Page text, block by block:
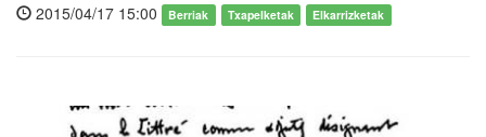
2015/04/17 15:00 Berriak Txapelketak Elkarrizketak